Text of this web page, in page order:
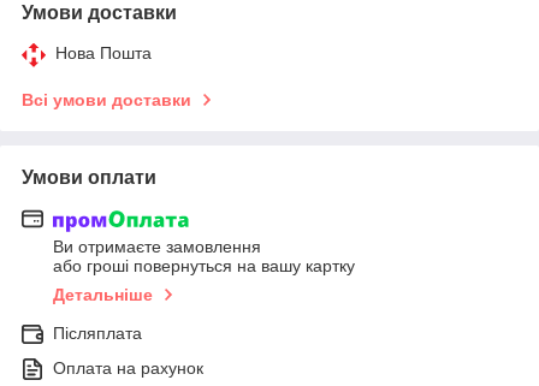
Умови доставки
Нова Пошта
Всі умови доставки
Умови оплати
Ви отримаєте замовлення
або гроші повернуться на вашу картку
Детальніше
Післяплата
Оплата на рахунок